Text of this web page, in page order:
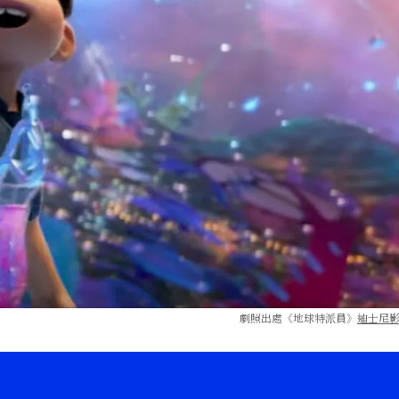
劇照出處《地球特派員》 迪士尼